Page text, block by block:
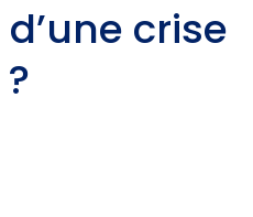
crise